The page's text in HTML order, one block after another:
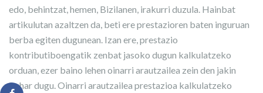
edo, behintzat, hemen, Bizilanen, irakurri duzula. Hainbat
artikulutan azaltzen da, beti ere prestazioren baten inguruan
berba egiten dugunean. Izan ere, prestazio
kontributiboengatik zenbat jasoko dugun kalkulatzeko
orduan, ezer baino lehen oinarri arautzailea zein den jakin
behar dugu. Oinarri arautzailea prestazioa kalkulatzeko